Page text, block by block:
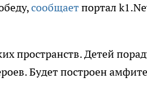
сообщаетпортал
пространств. Детей
Будет построен